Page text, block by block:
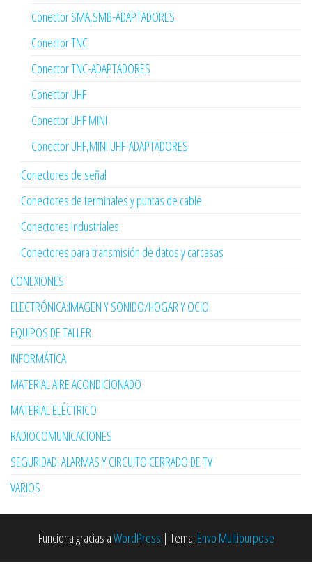
Conector SMA,SMB-ADAPTADORES
Conector TNC
Conector TNC-ADAPTADORES
Conector UHF
Conector UHF MINI
Conector UHF,MINI UHF-ADAPTADORES
Conectores de señal
Conectores de terminales y puntas de cable
Conectores industriales
Conectores para transmisión de datos y carcasas
CONEXIONES
ELECTRÓNICA:IMAGEN Y SONIDO/HOGAR Y OCIO
EQUIPOS DE TALLER
INFORMÁTICA
MATERIAL AIRE ACONDICIONADO
MATERIAL ELÉCTRICO
RADIOCOMUNICACIONES
SEGURIDAD: ALARMAS Y CIRCUITO CERRADO DE TV
VARIOS
Funciona gracias aWordPress | Tema: Envo Multipurpose